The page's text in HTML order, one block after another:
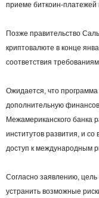
приеме биткоин-
Позже правительство
криптовалюте в конце
соответствия
Ожидается, что
дополнительную
Межамериканского банка
институтов развития, и
доступ к международным
Согласно заявлению,
устранить возможные